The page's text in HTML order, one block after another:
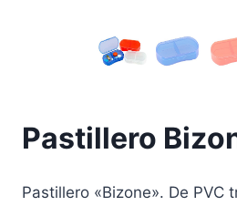
Pastillero
Pastillero «Bizone». De PVC